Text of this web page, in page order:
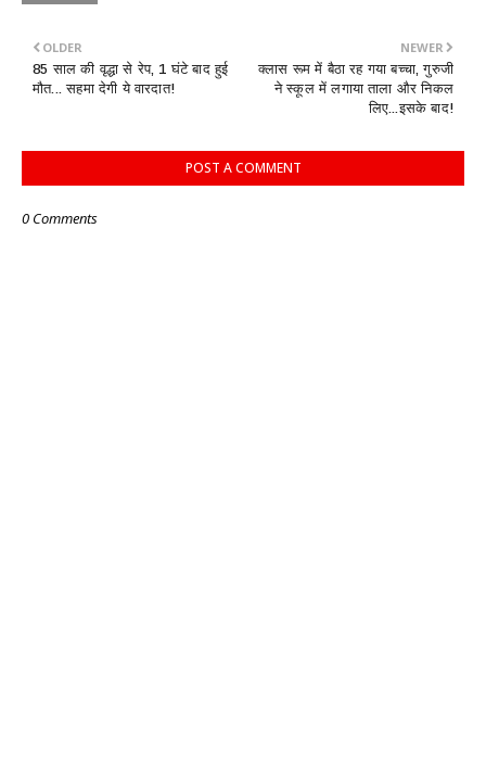
NEWER
क्लास रूम में बैठा रह गया बच्चा, गुरुजी
ने स्कूल में लगाया ताला और निकल
लिए...इसके बाद!
OLDER
85 साल की वृद्धा से रेप, 1 घंटे बाद हुई
मौत... सहमा देगी ये वारदात!
POST A COMMENT
0 Comments